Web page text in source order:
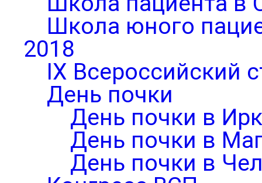
Школа юного
2018
IX Всероссийский
День почки
День почки в
День почки в
День почки в